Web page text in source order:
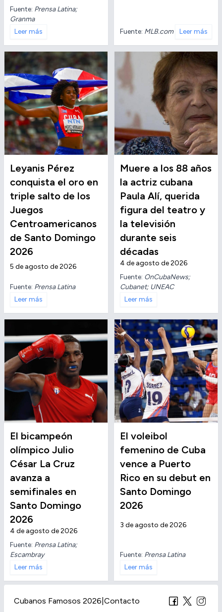
Fuente: Prensa Latina;
Granma
Leer más
Fuente: MLB.com Leer más
Leyanis Pérez
conquista el oro en
triple salto de los
Juegos
Centroamericanos
de Santo Domingo
2026
5 de agosto de 2026
Fuente: Prensa Latina
Leer más
Muere a los 88 años
la actriz cubana
Paula Alí, querida
figura del teatro y
la televisión
durante seis
décadas
4 de agosto de 2026
Fuente: OnCubaNews;
Cubanet; UNEAC
Leer más
El bicampeón
olímpico Julio
César La Cruz
avanza a
semifinales en
Santo Domingo
2026
4 de agosto de 2026
Fuente: Prensa Latina;
Escambray
Leer más
El voleibol
femenino de Cuba
vence a Puerto
Rico en su debut en
Santo Domingo
2026
3 de agosto de 2026
Fuente: Prensa Latina
Leer más
Cubanos Famosos 2026 Contacto